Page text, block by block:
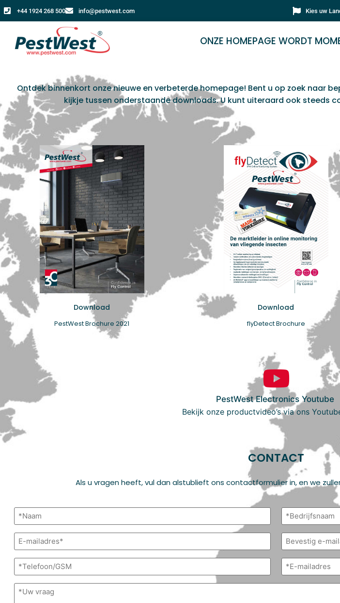
+44 1924 268 500 info@pestwest.com Kies uw
ONZE HOMEPAGE WORDT
Ontdek binnenkort onze nieuwe en verbeterde homepage! Bent u op zoek naar
kijkje tussen onderstaande downloads. U kunt uiteraard ook steeds
Download
PestWest Brochure 2021
Download
flyDetect Brochure
PestWest Electronics Youtube
Bekijk onze productvideo’s via ons
CONTACT
Als u vragen heeft, vul dan alstublieft ons contactformulier in, en we